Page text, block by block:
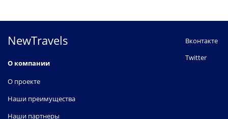
NewTravels
О компании
О проекте
Наши преимущества
Наши партнеры
Вконтакте
Twitter